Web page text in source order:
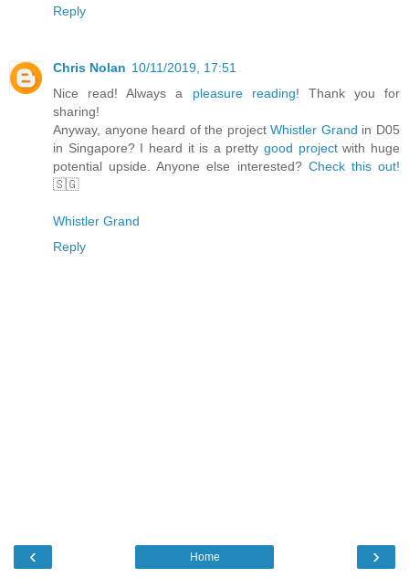
Reply
Chris Nolan 10/11/2019, 17:51
Nice read! Always a pleasure reading! Thank you for
sharing!
Anyway, anyone heard of the projectWhistler Grand in D05
in Singapore? I heard it is a prettygood projectwith huge
potential upside. Anyone else interested? Check this out!
🇸🇬
Whistler Grand
Reply
‹ ›
Home